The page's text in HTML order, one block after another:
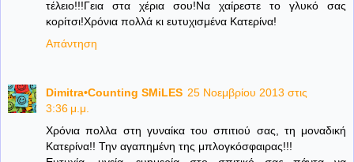
τέλειο!!!Γεια στα χέρια σου!Να χαίρεστε το γλυκό σας
κορίτσι!Χρόνια πολλά κι ευτυχισμένα Κατερίνα!
Απάντηση
Dimitra•Counting SΜiLES 25 Νοεμβρίου 2013 στις
3:36 μ.μ.
Χρόνια πολλα στη γυναίκα του σπιτιού σας, τη μοναδική
Κατερίνα!! Την αγαπημένη της μπλογκόσφαιρας!!!